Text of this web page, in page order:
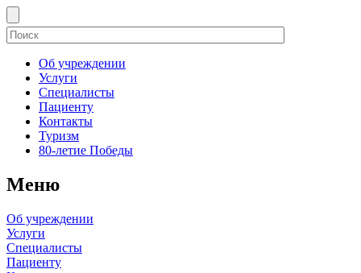
Об учреждении
Услуги
Специалисты
Пациенту
Контакты
Туризм
80-летие Победы
Меню
Об учреждении
Услуги
Специалисты
Пациенту